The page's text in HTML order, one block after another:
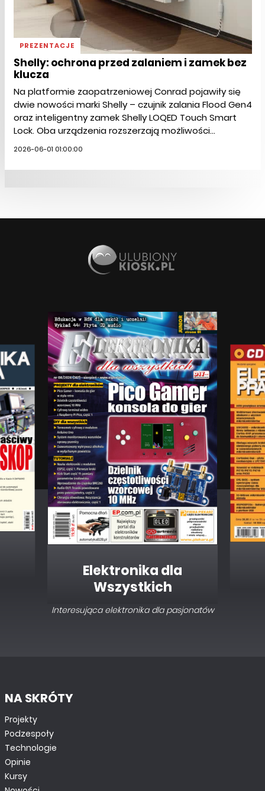
PREZENTACJE
Shelly: ochrona przed zalaniem i zamek bez
klucza
Na platformie zaopatrzeniowej Conrad pojawiły się
dwie nowości marki Shelly – czujnik zalania Flood Gen4
oraz inteligentny zamek Shelly LOQED Touch Smart
Lock. Oba urządzenia rozszerzają możliwości...
2026-06-01 01:00:00
Elektronika dla
Wszystkich
Interesująca elektronika dla pasjonatów
NA SKRÓTY
Projekty
Podzespoły
Technologie
Opinie
Kursy